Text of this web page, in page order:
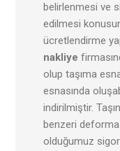
belirlenmesi ve
edilmesi
ücretlendirme
nakliye
olup taşıma
esnasında
indirilmiştir.
benzeri
olduğumuz